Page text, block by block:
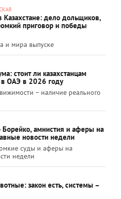
Казахстане: дело дольщиков,
приговор и победы
и мира выпуске
стоит ли казахстанцам
в ОАЭ в 2026 году
– наличие реального
Борейко, амнистия и аферы на
новости недели
суды и аферы на
недели
закон есть, системы –